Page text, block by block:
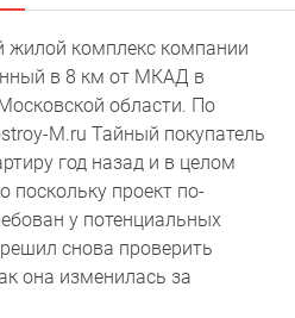
жилой комплекс компании
в 8 км от МКАД в
области. По
M.ru Тайный покупатель
год назад и в целом
поскольку проект по-
у потенциальных
снова проверить
она изменилась за